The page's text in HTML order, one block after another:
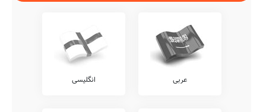
عربی انگلیسی